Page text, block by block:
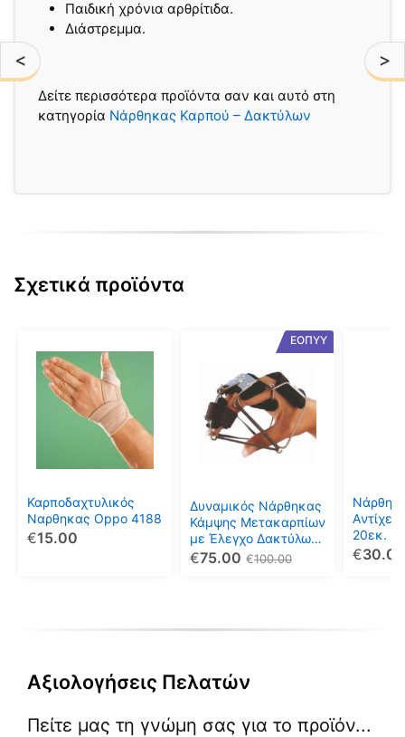
< >
Παιδική χρόνια αρθρίτιδα.
Διάστρεμμα.
Δείτε περισσότερα προϊόντα σαν και αυτό στη
κατηγορία Νάρθηκας Καρπού – Δακτύλων
Σχετικά προϊόντα
Καρποδαχτυλικός
Ναρθηκας Oppo 4188
15.00
€
προϊόν
πολλαπλές
παραλλαγές.
μπορούν
να
επιλεγούν
ΕΟΠΥΥ
Δυναμικός Νάρθηκας
Κάμψης Μετακαρπίων
με Έλεγχο Δακτύλων
& Φαλλαγγικών
100.00
€
75.00
€
προϊόν
έχει
πολλαπλές
παραλλαγές.
μπορούν
να
επιλεγούν
στη
20εκ.
30.00
€
να
στη
Αξιολογήσεις Πελατών
Πείτε μας τη γνώμη σας για το προϊόν...